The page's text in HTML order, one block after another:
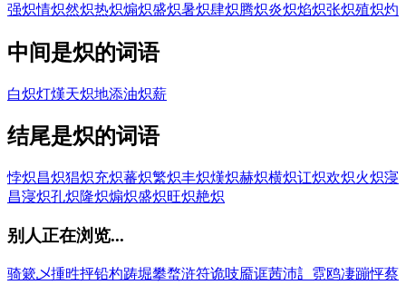
强炽情炽然炽热炽煽炽盛炽暑炽肆炽腾炽炎炽焰炽张炽殖炽灼
中间是炽的词语
白炽灯熯天炽地添油炽薪
结尾是炽的词语
悖炽昌炽猖炽充炽蕃炽繁炽丰炽熯炽赫炽横炽讧炽欢炽火炽寖
昌寖炽孔炽隆炽煽炽盛炽旺炽赩炽
别人正在浏览...
骑簌乄揰甠抨铅杓踌堀攀蝥浒符诡吱靥诓茜沛訁 霓鸥凄蹦怦蔡